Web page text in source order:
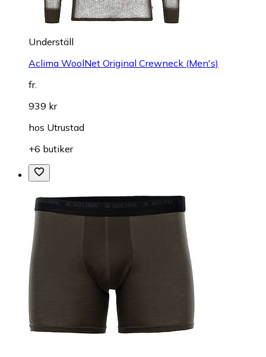
Underställ
Aclima WoolNet Original Crewneck (Men's)
fr.
939 kr
hos Utrustad
+6 butiker